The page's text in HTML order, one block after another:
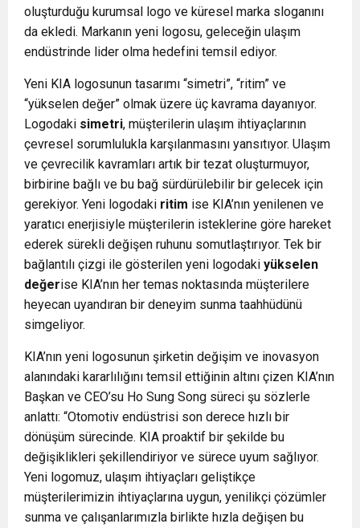
oluşturduğu kurumsal logo ve küresel marka sloganını
da ekledi. Markanın yeni logosu, geleceğin ulaşım
endüstrinde lider olma hedefini temsil ediyor.
Yeni KIA logosunun tasarımı “simetri”, “ritim” ve
“yükselen değer” olmak üzere üç kavrama dayanıyor.
Logodaki simetri, müşterilerin ulaşım ihtiyaçlarının
çevresel sorumlulukla karşılanmasını yansıtıyor. Ulaşım
ve çevrecilik kavramları artık bir tezat oluşturmuyor,
birbirine bağlı ve bu bağ sürdürülebilir bir gelecek için
gerekiyor. Yeni logodaki ritim ise KIA’nın yenilenen ve
yaratıcı enerjisiyle müşterilerin isteklerine göre hareket
ederek sürekli değişen ruhunu somutlaştırıyor. Tek bir
bağlantılı çizgi ile gösterilen yeni logodaki yükselen
değerise KIA’nın her temas noktasında müşterilere
heyecan uyandıran bir deneyim sunma taahhüdünü
simgeliyor.
KIA’nın yeni logosunun şirketin değişim ve inovasyon
alanındaki kararlılığını temsil ettiğinin altını çizen KIA’nın
Başkan ve CEO’su Ho Sung Song süreci şu sözlerle
anlattı: “Otomotiv endüstrisi son derece hızlı bir
dönüşüm sürecinde. KIA proaktif bir şekilde bu
değişiklikleri şekillendiriyor ve sürece uyum sağlıyor.
Yeni logomuz, ulaşım ihtiyaçları geliştikçe
müşterilerimizin ihtiyaçlarına uygun, yenilikçi çözümler
sunma ve çalışanlarımızla birlikte hızla değişen bu